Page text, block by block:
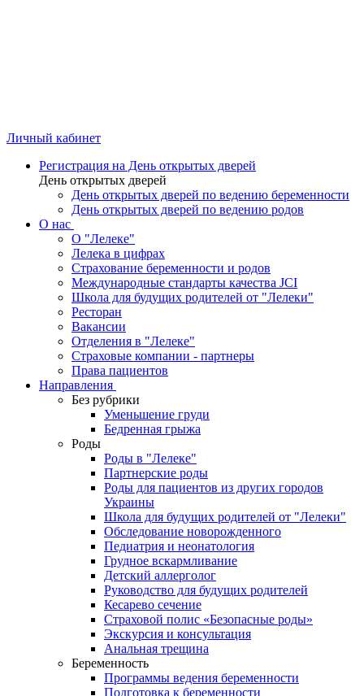
Личный кабинет
Регистрация на День открытых дверей
День открытых дверей
День открытых дверей по ведению беременности
День открытых дверей по ведению родов
О нас
О "Лелеке"
Лелека в цифрах
Страхование беременности и родов
Международные стандарты качества JCI
Школа для будущих родителей от "Лелеки"
Ресторан
Вакансии
Отделения в "Лелеке"
Страховые компании - партнеры
Права пациентов
Направления
Без рубрики
Уменьшение груди
Бедренная грыжа
Роды
Роды в "Лелеке"
Партнерские роды
Роды для пациентов из других городов
Украины
Школа для будущих родителей от "Лелеки"
Обследование новорожденного
Педиатрия и неонатология
Грудное вскармливание
Детский аллерголог
Руководство для будущих родителей
Кесарево сечение
Страховой полис «Безопасные роды»
Экскурсия и консультация
Анальная трещина
Беременность
Программы ведения беременности
Подготовка к беременности